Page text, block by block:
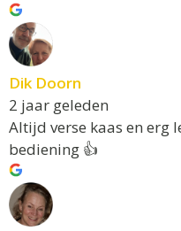
Dik Doorn
2 jaar geleden
Altijd verse kaas en erg
bediening 👍